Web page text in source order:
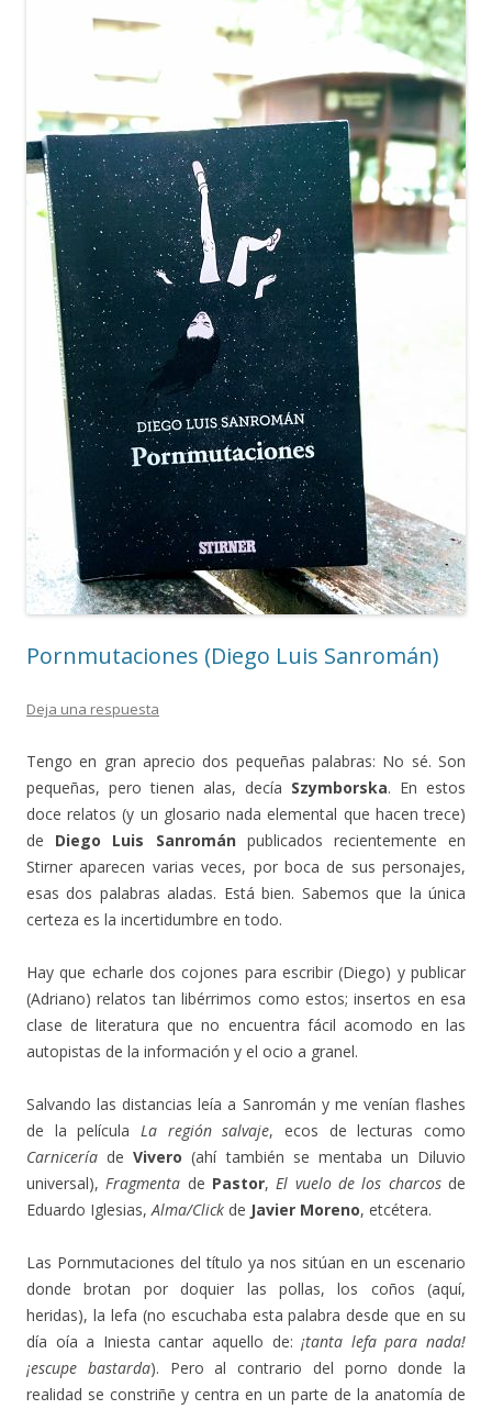
Pornmutaciones (Diego Luis Sanromán)
Deja una respuesta
Tengo en gran aprecio dos pequeñas palabras: No sé. Son
pequeñas, pero tienen alas, decía Szymborska. En estos
doce relatos (y un glosario nada elemental que hacen trece)
de Diego Luis Sanrománpublicados recientemente en
Stirner aparecen varias veces, por boca de sus personajes,
esas dos palabras aladas. Está bien. Sabemos que la única
certeza es la incertidumbre en todo.
Hay que echarle dos cojones para escribir (Diego) y publicar
(Adriano) relatos tan libérrimos como estos; insertos en esa
clase de literatura que no encuentra fácil acomodo en las
autopistas de la información y el ocio a granel.
Salvando las distancias leía a Sanromán y me venían flashes
de la película La región salvaje, ecos de lecturas como
Carnicería deVivero (ahí también se mentaba un Diluvio
universal),Fragmenta de Pastor,El vuelo de los charcosde
Eduardo Iglesias,Alma/Click de Javier Moreno, etcétera.
Las Pornmutaciones del título ya nos sitúan en un escenario
donde brotan por doquier las pollas, los coños (aquí,
heridas), la lefa (no escuchaba esta palabra desde que en su
día oía a Iniesta cantar aquello de:¡tanta lefa para nada!
¡escupe bastarda). Pero al contrario del porno donde la
realidad se constriñe y centra en un parte de la anatomía de